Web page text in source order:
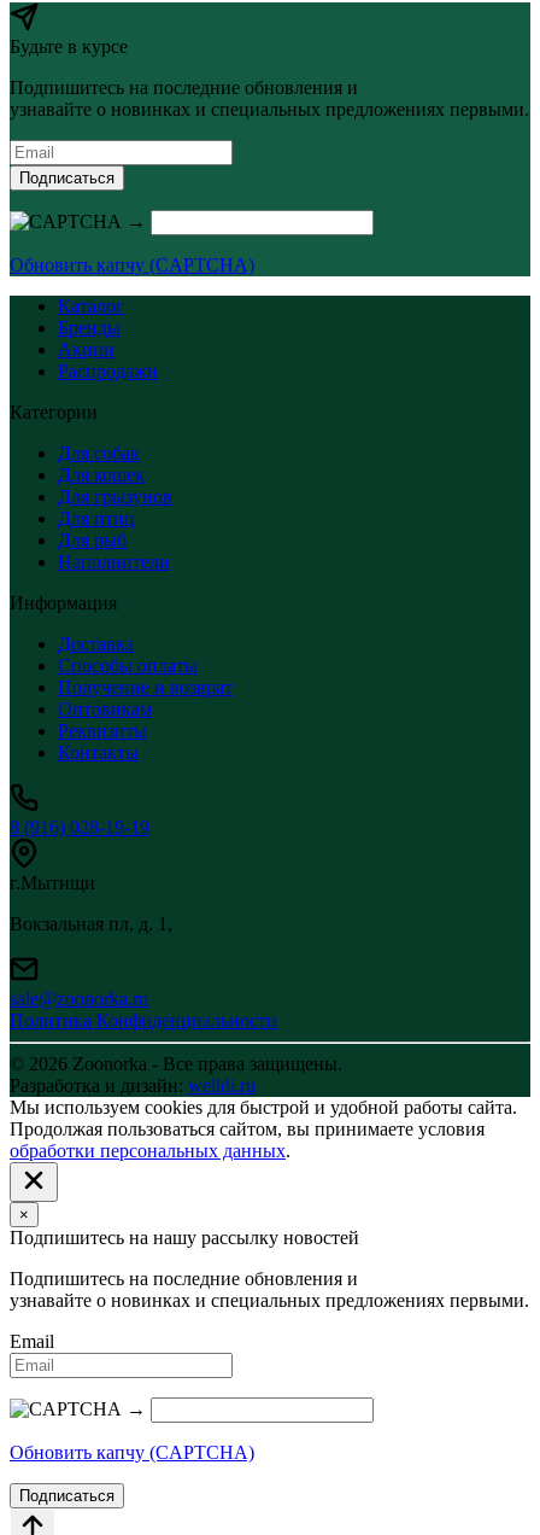
Будьте в курсе
Подпишитесь на последние обновления и
узнавайте о новинках и специальных предложениях первыми.
Подписаться
→
Обновить капчу (CAPTCHA)
Каталог
Бренды
Акции
Распродажи
Категории
Для собак
Для кошек
Для грызунов
Для птиц
Для рыб
Наполнители
Информация
Доставка
Способы оплаты
Получение и возврат
Оптовикам
Реквизиты
Контакты
8 (916) 028-19-19
г.Мытищи
Вокзальная пл, д. 1,
sale@zoonorka.ru
Политика Конфиденциальности
© 2026 Zoonorka - Все права защищены.
Разработка и дизайн: welldi.ru
Мы используем cookies для быстрой и удобной работы сайта.
Продолжая пользоваться сайтом, вы принимаете условия
обработки персональных данных.
×
Подпишитесь на нашу рассылку новостей
Подпишитесь на последние обновления и
узнавайте о новинках и специальных предложениях первыми.
Email
→
Обновить капчу (CAPTCHA)
Подписаться